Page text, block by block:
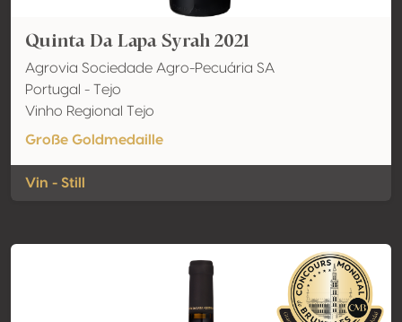
Quinta Da Lapa Syrah 2021
Agrovia Sociedade Agro-Pecuária SA
Portugal - Tejo
Vinho Regional Tejo
Große Goldmedaille
Vin - Still